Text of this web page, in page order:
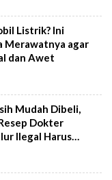
Listrik? Ini
Merawatnya agar
dan Awet
Mudah Dibeli,
Dokter
Ilegal Harus